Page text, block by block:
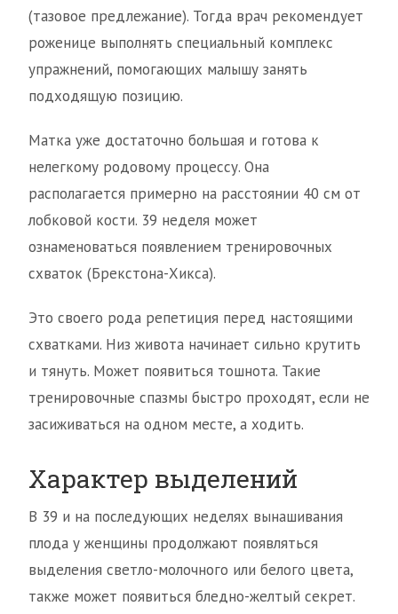
(тазовое предлежание). Тогда врач рекомендует
роженице выполнять специальный комплекс
упражнений, помогающих малышу занять
подходящую позицию.
Матка уже достаточно большая и готова к
нелегкому родовому процессу. Она
располагается примерно на расстоянии 40 см от
лобковой кости. 39 неделя может
ознаменоваться появлением тренировочных
схваток (Брекстона-Хикса).
Это своего рода репетиция перед настоящими
схватками. Низ живота начинает сильно крутить
и тянуть. Может появиться тошнота. Такие
тренировочные спазмы быстро проходят, если не
засиживаться на одном месте, а ходить.
Характер выделений
В 39 и на последующих неделях вынашивания
плода у женщины продолжают появляться
выделения светло-молочного или белого цвета,
также может появиться бледно-желтый секрет.